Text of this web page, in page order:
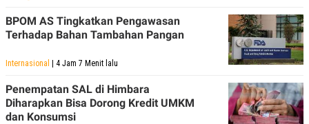
BPOM AS Tingkatkan Pengawasan
Terhadap Bahan Tambahan Pangan
Internasional | 4 Jam 7 Menit lalu
Penempatan SAL di Himbara
Diharapkan Bisa Dorong Kredit UMKM
dan Konsumsi